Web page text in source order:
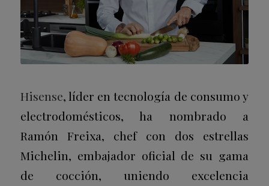
Hisense, líder en tecnología de consumo y
electrodomésticos, ha nombrado a
Ramón Freixa, chef con dos estrellas
Michelin, embajador oficial de su gama
de cocción, uniendo excelencia